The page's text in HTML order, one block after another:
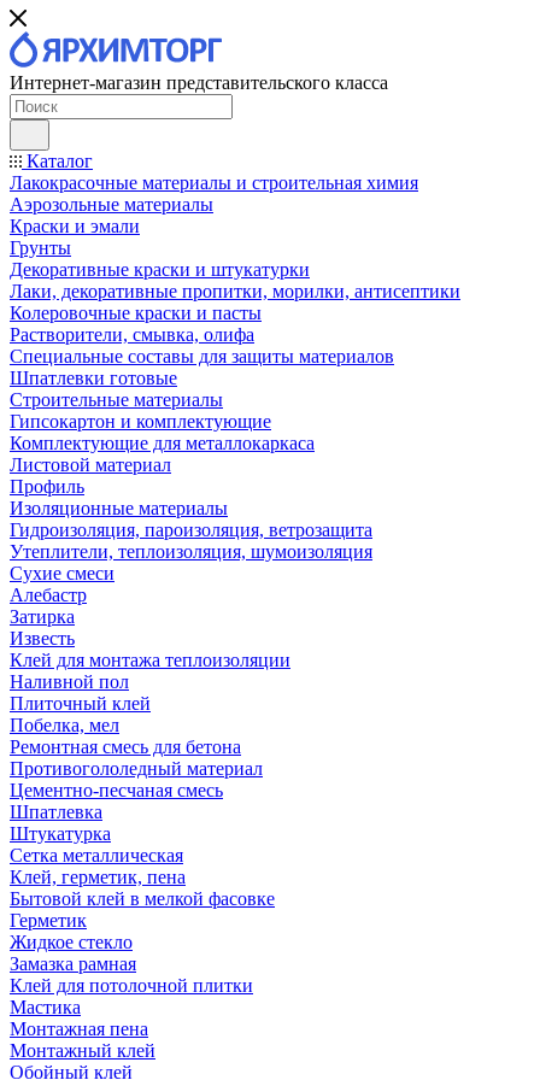
Интернет-магазин представительского класса
Каталог
Лакокрасочные материалы и строительная химия
Аэрозольные материалы
Краски и эмали
Грунты
Декоративные краски и штукатурки
Лаки, декоративные пропитки, морилки, антисептики
Колеровочные краски и пасты
Растворители, смывка, олифа
Специальные составы для защиты материалов
Шпатлевки готовые
Строительные материалы
Гипсокартон и комплектующие
Комплектующие для металлокаркаса
Листовой материал
Профиль
Изоляционные материалы
Гидроизоляция, пароизоляция, ветрозащита
Утеплители, теплоизоляция, шумоизоляция
Сухие смеси
Алебастр
Затирка
Известь
Клей для монтажа теплоизоляции
Наливной пол
Плиточный клей
Побелка, мел
Ремонтная смесь для бетона
Противогололедный материал
Цементно-песчаная смесь
Шпатлевка
Штукатурка
Сетка металлическая
Клей, герметик, пена
Бытовой клей в мелкой фасовке
Герметик
Жидкое стекло
Замазка рамная
Клей для потолочной плитки
Мастика
Монтажная пена
Монтажный клей
Обойный клей